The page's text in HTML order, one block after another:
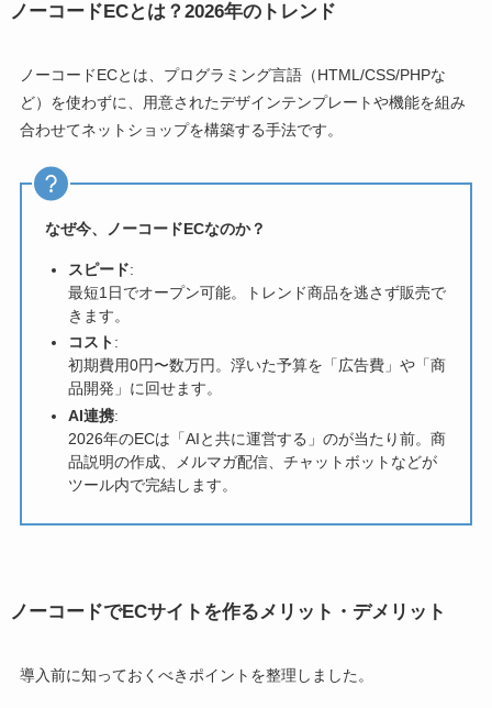
ノーコードECとは？2026年のトレンド
ノーコードECとは、プログラミング言語（HTML/CSS/PHPな
ど）を使わずに、用意されたデザインテンプレートや機能を組み
合わせてネットショップを構築する手法です。
なぜ今、ノーコードECなのか？
スピード:
最短1日でオープン可能。トレンド商品を逃さず販売で
きます。
コスト:
初期費用0円〜数万円。浮いた予算を「広告費」や「商
品開発」に回せます。
AI連携:
2026年のECは「AIと共に運営する」のが当たり前。商
品説明の作成、メルマガ配信、チャットボットなどが
ツール内で完結します。
ノーコードでECサイトを作るメリット・デメリット
導入前に知っておくべきポイントを整理しました。